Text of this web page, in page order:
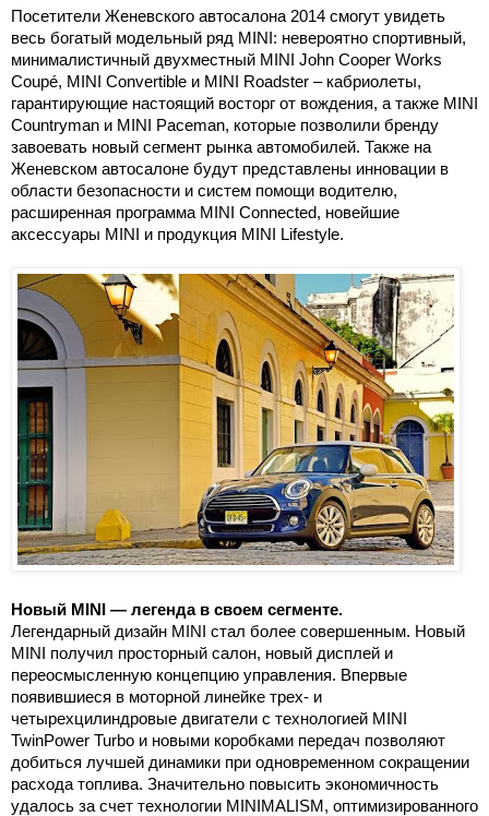
Посетители Женевского автосалона 2014 смогут увидеть
весь богатый модельный ряд MINI: невероятно спортивный,
минималистичный двухместный MINI John Cooper Works
Coupé, MINI Convertible и MINI Roadster – кабриолеты,
гарантирующие настоящий восторг от вождения, а также MINI
Countryman и MINI Paceman, которые позволили бренду
завоевать новый сегмент рынка автомобилей. Также на
Женевском автосалоне будут представлены инновации в
области безопасности и систем помощи водителю,
расширенная программа MINI Connected, новейшие
аксессуары MINI и продукция MINI Lifestyle.
Новый MINI — легенда в своем сегменте.
Легендарный дизайн MINI стал более совершенным. Новый
MINI получил просторный салон, новый дисплей и
переосмысленную концепцию управления. Впервые
появившиеся в моторной линейке трех- и
четырехцилиндровые двигатели с технологией MINI
TwinPower Turbo и новыми коробками передач позволяют
добиться лучшей динамики при одновременном сокращении
расхода топлива. Значительно повысить экономичность
удалось за счет технологии MINIMALISM, оптимизированного